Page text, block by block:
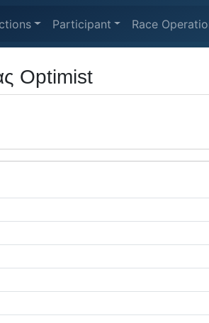
Participant Race
Optimist